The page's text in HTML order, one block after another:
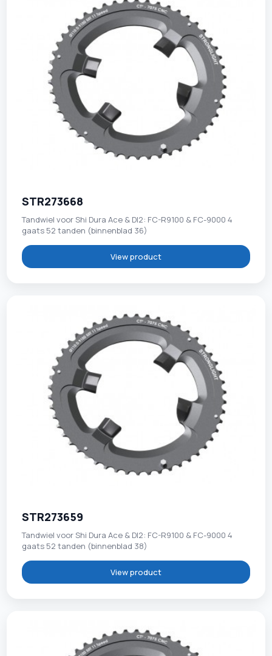
STR273668
Tandwiel voor Shi Dura Ace & DI2: FC-R9100 & FC-9000 4
gaats 52 tanden (binnenblad 36)
View product
STR273659
Tandwiel voor Shi Dura Ace & DI2: FC-R9100 & FC-9000 4
gaats 52 tanden (binnenblad 38)
View product